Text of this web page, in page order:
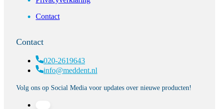
Contact
Contact
020-2619643
info@meddent.nl
Volg ons op Social Media voor updates over nieuwe producten!